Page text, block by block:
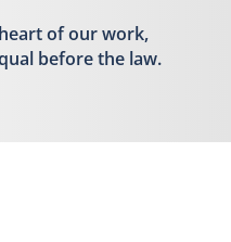
of our work,
before the law.